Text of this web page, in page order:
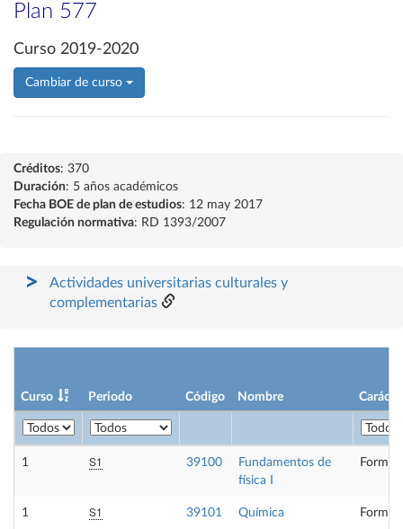
Plan 577
Curso 2019-2020
Cambiar de curso
Créditos: 370
Duración: 5 años académicos
Fecha BOE de plan de estudios: 12 may 2017
Regulación normativa: RD 1393/2007
Actividades universitarias culturales y
complementarias
Curso Periodo Código Nombre
1 S1 39100
Fundamentos de
física I
1 S1 39101 Química